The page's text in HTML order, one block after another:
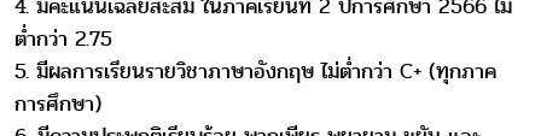
ต่ำกว่า 2.75
5. มีผลการเรียนรายวิชาภาษาอังกฤษ ไม่ต่ำกว่า C+ (ทุกภาค
การศึกษา)